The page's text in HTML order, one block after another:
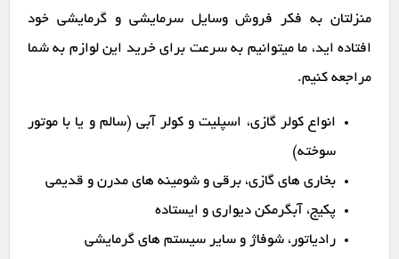
منزلتان به فکر فروش وسایل سرمایشی و گرمایشی خود
افتاده اید، ما میتوانیم به سرعت برای خرید این لوازم به شما
مراجعه کنیم.
انواع کولر گازی، اسپلیت و کولر آبی (سالم و یا با موتور
سوخته)
بخاری های گازی، برقی و شومینه های مدرن و قدیمی
پکیج، آبگرمکن دیواری و ایستاده
رادیاتور، شوفاژ و سایر سیستم های گرمایشی